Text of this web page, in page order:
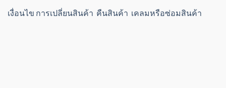
เงื่อนไข การเปลี่ยนสินค้า คืนสินค้า เคลมหรือซ่อมสินค้า